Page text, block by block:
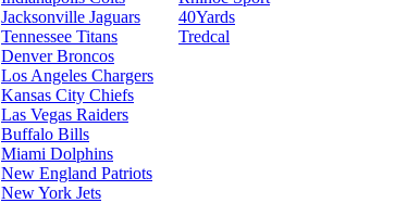
Jacksonville Jaguars
Tennessee Titans
Denver Broncos
Los Angeles Chargers
Kansas City Chiefs
Las Vegas Raiders
Buffalo Bills
Miami Dolphins
New England Patriots
New York Jets
40Yards
Tredcal